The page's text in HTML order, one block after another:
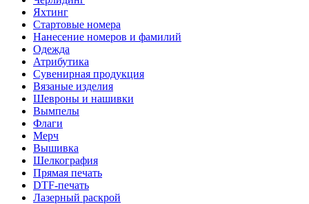
Яхтинг
Стартовые номера
Нанесение номеров и фамилий
Одежда
Атрибутика
Сувенирная продукция
Вязаные изделия
Шевроны и нашивки
Вымпелы
Флаги
Мерч
Вышивка
Шелкография
Прямая печать
DTF-печать
Лазерный раскрой